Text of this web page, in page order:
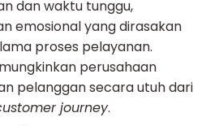
dan waktu tunggu,
emosional yang dirasakan
proses pelayanan.
perusahaan
pelanggan secara utuh dari
journey.